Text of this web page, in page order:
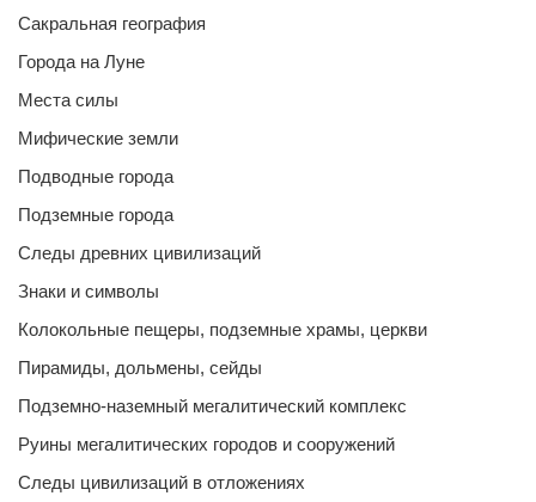
Сакральная география
Города на Луне
Места силы
Мифические земли
Подводные города
Подземные города
Следы древних цивилизаций
Знаки и символы
Колокольные пещеры, подземные храмы, церкви
Пирамиды, дольмены, сейды
Подземно-наземный мегалитический комплекс
Руины мегалитических городов и сооружений
Следы цивилизаций в отложениях